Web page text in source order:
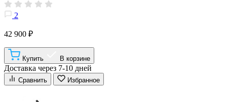
2
42 900 ₽
Купить В корзине
Доставка через 7-10 дней
Сравнить Избранное